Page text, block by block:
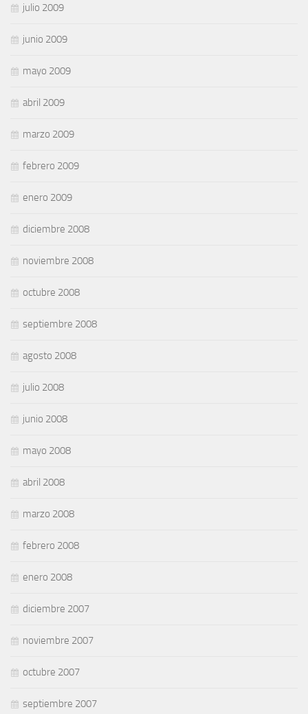
julio 2009
junio 2009
mayo 2009
abril 2009
marzo 2009
febrero 2009
enero 2009
diciembre 2008
noviembre 2008
octubre 2008
septiembre 2008
agosto 2008
julio 2008
junio 2008
mayo 2008
abril 2008
marzo 2008
febrero 2008
enero 2008
diciembre 2007
noviembre 2007
octubre 2007
septiembre 2007